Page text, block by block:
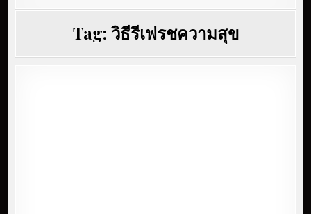
Tag:วิธีรีเฟรชความสุข